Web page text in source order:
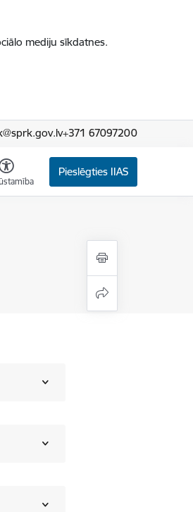
mediju sīkdatnes.
+371 67097200
Pieslēgties IIAS